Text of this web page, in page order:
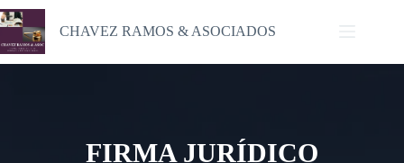
Saltar
al
contenido
CHAVEZ RAMOS & ASOCIADOS
FIRMA JURÍDICO